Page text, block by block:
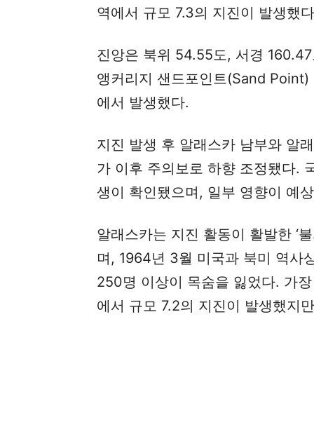
역에서 규모 7.3의 지진이 발생했
진앙은 북위 54.55도, 서경
앵커리지 샌드포인트(Sand
에서 발생했다.
지진 발생 후 알래스카 남부와 알
가 이후 주의보로 하향 조정됐다.
생이 확인됐으며, 일부 영향이 예
알래스카는 지진 활동이 활발한 ‘
며, 1964년 3월 미국과 북미 역사
250명 이상이 목숨을 잃었다. 가
에서 규모 7.2의 지진이 발생했지